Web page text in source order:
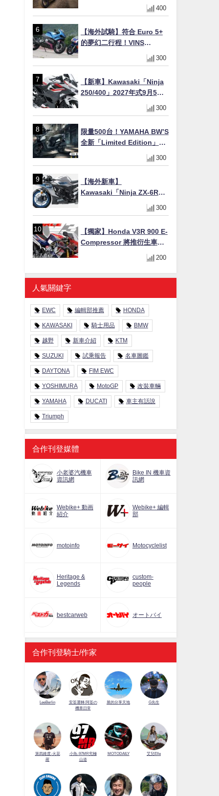
400
【海外試騎】符合 Euro 5+
的夢幻二行程！VINS
Duecinquanta 登陸日本：
前法拉利工程師打造、碳纖
V 雙全解析
300
【新車】Kawasaki「Ninja
250/400」2027年式9月5日
日本發售！新塗裝登場×價格
不變×輔助滑動式離合器
300
限量500台！YAMAHA BW’S
全新「Limited Edition」都
市探索限定色 GOOPiMADE
聯名包同步登場
300
【海外新車】
Kawasaki「Ninja ZX-6R」
2027年式北美發表！636cc
四缸×銀河銀/暮光藍新色
美元起
300
【獨家】Honda V3R 900 E-
Compressor 將推衍生車
系？自然進氣 V3 同步測試
200
人氣關鍵字
EWC 編輯部推薦 HONDA
KAWASAKI 騎士用品 BMW
越野 新車介紹 KTM
SUZUKI 試乘報告 名車圖鑑
DAYTONA FIM EWC
YOSHIMURA MotoGP 改裝車輛
YAMAHA DUCATI 車主有話說
Triumph
合作刊登媒體
小老婆汽機車
資訊網
Bike IN 機車資
訊網
Webike+ 動画
紹介
Webike+ 編輯
部
motoinfo Motocyclelist
Heritage &
Legends
custom-
people
bestcarweb オートバイ
合作刊登騎士/作家
LeeBerlin
安筌運轉 阿筌の
機車日常
展的分享天地 G先生
第四維度-火花
羅
小魚-97MR究極
山道
MOTODAILY 艾兒Elle